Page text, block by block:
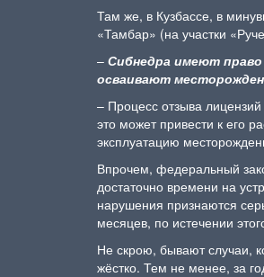
Там же, в Кузбассе, в
«Тамбар» (на участки
– Сибнедра имеют
осваивают
– Процесс отзыва
это может привести к его
эксплуатацию
Впрочем, федеральный
достаточно времени на
нарушения признаются
месяцев, по истечении
Не скрою, бывают случаи,
жёстко. Тем не менее, за